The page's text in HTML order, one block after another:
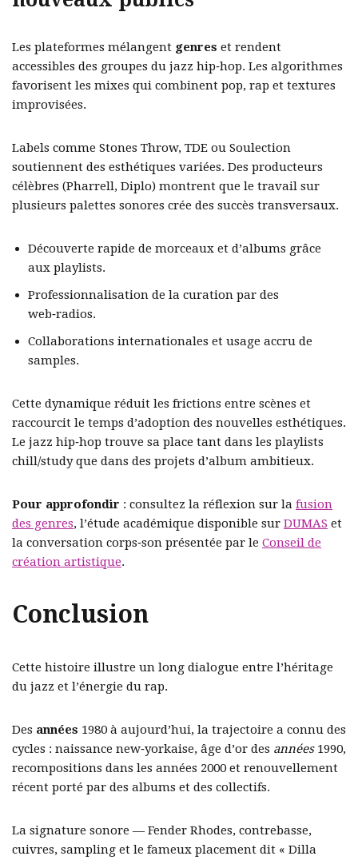
Les plateformes mélangent genres et rendent
accessibles des groupes du jazz hip‑hop. Les algorithmes
favorisent les mixes qui combinent pop, rap et textures
improvisées.
Labels comme Stones Throw, TDE ou Soulection
soutiennent des esthétiques variées. Des producteurs
célèbres (Pharrell, Diplo) montrent que le travail sur
plusieurs palettes sonores crée des succès transversaux.
Découverte rapide de morceaux et d’albums grâce
aux playlists.
Professionnalisation de la curation par des
web‑radios.
Collaborations internationales et usage accru de
samples.
Cette dynamique réduit les frictions entre scènes et
raccourcit le temps d’adoption des nouvelles esthétiques.
Le jazz hip‑hop trouve sa place tant dans les playlists
chill/study que dans des projets d’album ambitieux.
Pour approfondir : consultez la réflexion sur la fusion
des genres, l’étude académique disponible sur DUMAS et
la conversation corps‑son présentée par le Conseil de
création artistique.
Conclusion
Cette histoire illustre un long dialogue entre l’héritage
du jazz et l’énergie du rap.
Des années 1980 à aujourd’hui, la trajectoire a connu des
cycles : naissance new‑yorkaise, âge d’or des années1990,
recompositions dans les années 2000 et renouvellement
récent porté par des albums et des collectifs.
La signature sonore — Fender Rhodes, contrebasse,
cuivres, sampling et le fameux placement dit « Dilla